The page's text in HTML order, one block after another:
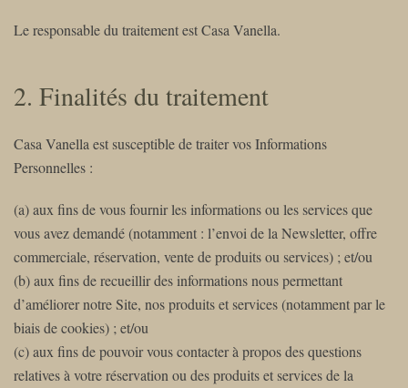
Le responsable du traitement est Casa Vanella.
2. Finalités du traitement
Casa Vanella est susceptible de traiter vos Informations
Personnelles :
(a) aux fins de vous fournir les informations ou les services que
vous avez demandé (notamment : l’envoi de la Newsletter, offre
commerciale, réservation, vente de produits ou services) ; et/ou
(b) aux fins de recueillir des informations nous permettant
d’améliorer notre Site, nos produits et services (notamment par le
biais de cookies) ; et/ou
(c) aux fins de pouvoir vous contacter à propos des questions
relatives à votre réservation ou des produits et services de la